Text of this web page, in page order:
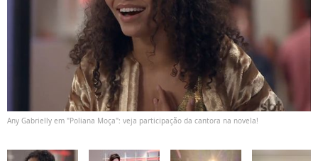
Any Gabrielly em "Poliana Moça": veja participação da cantora na novela!